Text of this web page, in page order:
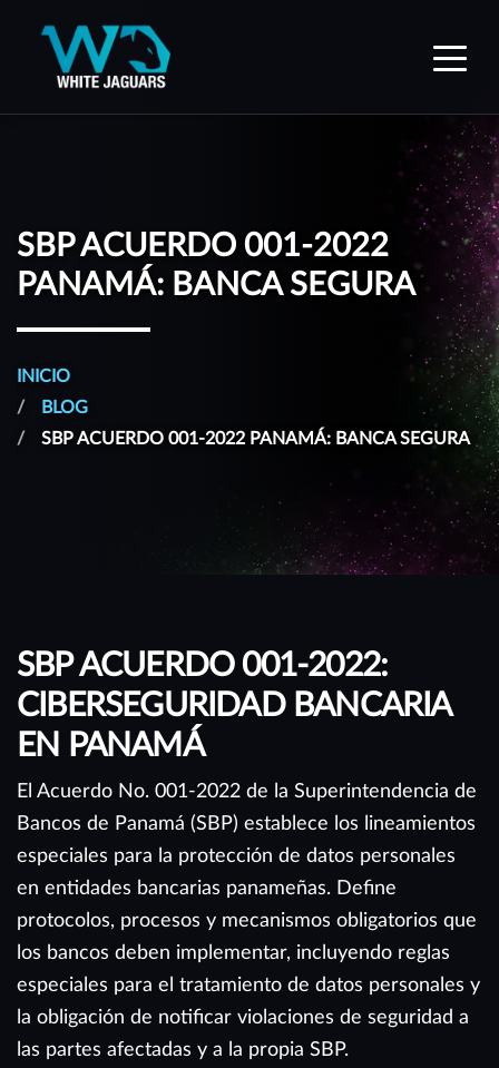
WhiteJaguars — Inicio
SBP ACUERDO 001-2022
PANAMÁ: BANCA SEGURA
INICIO
BLOG
SBP ACUERDO 001-2022 PANAMÁ: BANCA SEGURA
SBP ACUERDO 001-2022:
CIBERSEGURIDAD BANCARIA
EN PANAMÁ
El Acuerdo No. 001-2022 de la Superintendencia de
Bancos de Panamá (SBP) establece los lineamientos
especiales para la protección de datos personales
en entidades bancarias panameñas. Define
protocolos, procesos y mecanismos obligatorios que
los bancos deben implementar, incluyendo reglas
especiales para el tratamiento de datos personales y
la obligación de notificar violaciones de seguridad a
las partes afectadas y a la propia SBP.